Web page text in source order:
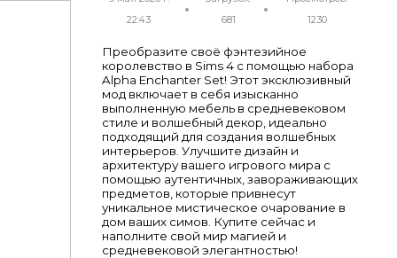
22:43
681
1230
Преобразите своё фэнтезийное
королевство в Sims 4 с помощью набора
Alpha Enchanter Set! Этот эксклюзивный
мод включает в себя изысканно
выполненную мебель в средневековом
стиле и волшебный декор, идеально
подходящий для создания волшебных
интерьеров. Улучшите дизайн и
архитектуру вашего игрового мира с
помощью аутентичных, завораживающих
предметов, которые привнесут
уникальное мистическое очарование в
дом ваших симов. Купите сейчас и
наполните свой мир магией и
средневековой элегантностью!